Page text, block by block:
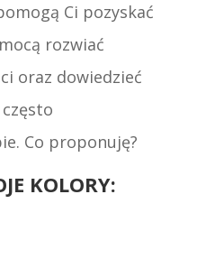
Ci pozyskać
rozwiać
oraz dowiedzieć
Co proponuję?
KOLORY: